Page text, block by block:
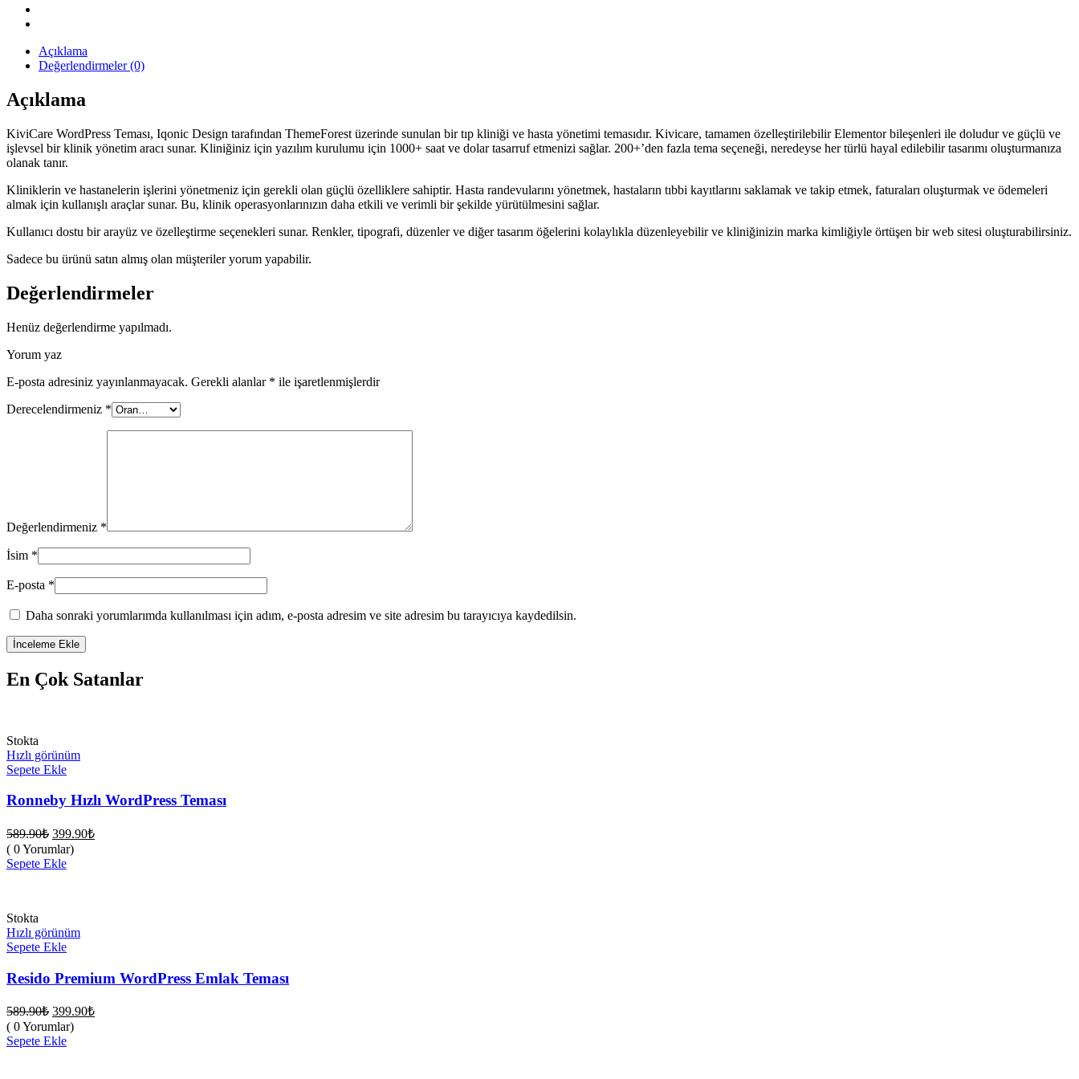
Açıklama
Değerlendirmeler (0)
Açıklama
KiviCare WordPress Teması, Iqonic Design tarafından ThemeForest üzerinde sunulan bir tıp kliniği ve hasta yönetimi temasıdır. Kivicare, tamamen özelleştirilebilir Elementor bileşenleri ile doludur ve güçlü ve
işlevsel bir klinik yönetim aracı sunar. Kliniğiniz için yazılım kurulumu için 1000+ saat ve dolar tasarruf etmenizi sağlar. 200+’den fazla tema seçeneği, neredeyse her türlü hayal edilebilir tasarımı oluşturmanıza
olanak tanır.
Kliniklerin ve hastanelerin işlerini yönetmeniz için gerekli olan güçlü özelliklere sahiptir. Hasta randevularını yönetmek, hastaların tıbbi kayıtlarını saklamak ve takip etmek, faturaları oluşturmak ve ödemeleri
almak için kullanışlı araçlar sunar. Bu, klinik operasyonlarınızın daha etkili ve verimli bir şekilde yürütülmesini sağlar.
Kullanıcı dostu bir arayüz ve özelleştirme seçenekleri sunar. Renkler, tipografi, düzenler ve diğer tasarım öğelerini kolaylıkla düzenleyebilir ve kliniğinizin marka kimliğiyle örtüşen bir web sitesi oluşturabilirsiniz.
Sadece bu ürünü satın almış olan müşteriler yorum yapabilir.
Değerlendirmeler
Henüz değerlendirme yapılmadı.
Yorum yaz
E-posta adresiniz yayınlanmayacak. Gerekli alanlar * ile işaretlenmişlerdir
Derecelendirmeniz *
Değerlendirmeniz *
İsim *
E-posta *
Daha sonraki yorumlarımda kullanılması için adım, e-posta adresim ve site adresim bu tarayıcıya kaydedilsin.
En Çok Satanlar
Stokta
Hızlı görünüm
Sepete Ekle
Ronneby Hızlı WordPress Teması
589.90₺ Orijinal
fiyat:
589.90₺.
399.90₺Şu
( 0 Yorumlar)
Sepete Ekle
Stokta
Hızlı görünüm
Sepete Ekle
Resido Premium WordPress Emlak Teması
589.90₺ Orijinal
fiyat:
589.90₺.
399.90₺Şu
( 0 Yorumlar)
Sepete Ekle